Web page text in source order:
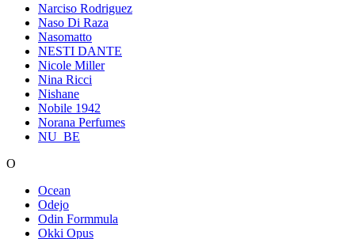
Narciso Rodriguez
Naso Di Raza
Nasomatto
NESTI DANTE
Nicole Miller
Nina Ricci
Nishane
Nobile 1942
Norana Perfumes
NU_BE
O
Ocean
Odejo
Odin Formmula
Okki Opus